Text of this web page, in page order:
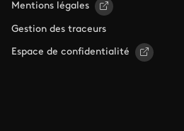
Mentions légales
Gestion des traceurs
Espace de confidentialité